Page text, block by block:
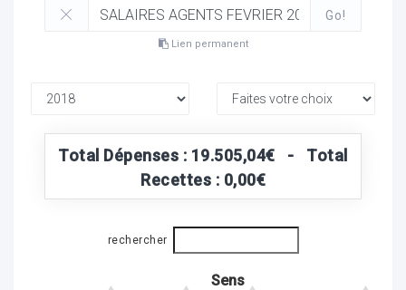
Go!
Lien permanent
Total Dépenses : 19.505,04€ - Total
Recettes : 0,00€
rechercher
Sens